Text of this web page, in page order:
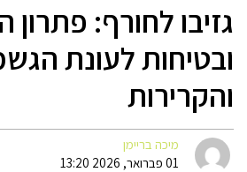
גזיבו לחורף:
ובטיחות לעונת
והקרירות
מיכה בריימן
01 פברואר, 2026 13:20